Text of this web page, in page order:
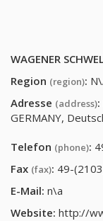
WAGENER
Region (region):
Adresse (address):
GERMANY,
Telefon (phone):
Fax (fax): 49-
E-Mail: n\a
Website: http://